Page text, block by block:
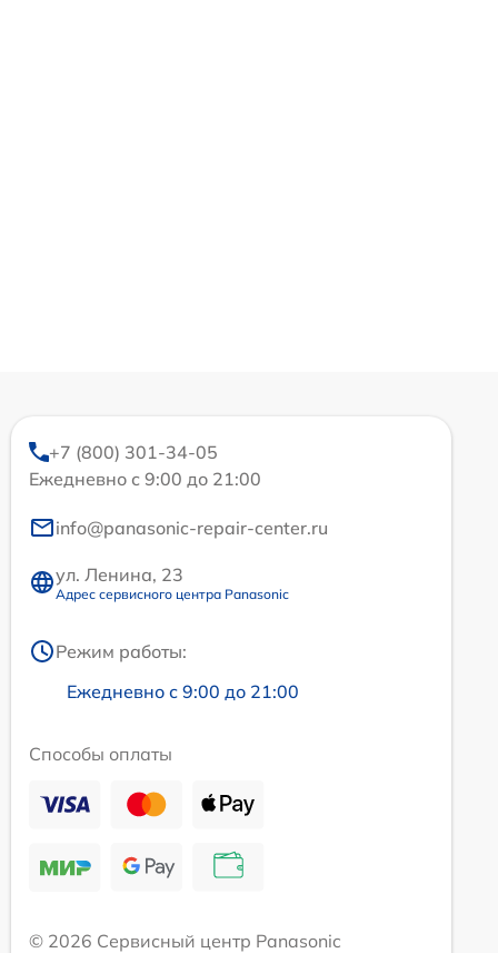
+7 (800) 301-34-05
Ежедневно с 9:00 до 21:00
info@panasonic-repair-center.ru
ул. Ленина, 23
Адрес сервисного центра Panasonic
Режим работы:
Ежедневно с 9:00 до 21:00
Способы оплаты
© 2026 Сервисный центр Panasonic